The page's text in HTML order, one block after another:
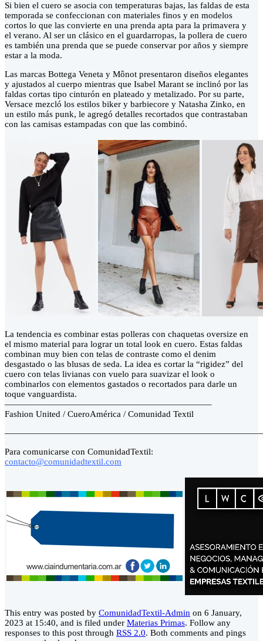
Si bien el cuero se asocia con temperaturas bajas, las faldas de esta
temporada se confeccionan con materiales finos y en modelos
cortos lo que las convierte en una prenda apta para la primavera y
el verano. Al ser un clásico en el guardarropas, la pollera de cuero
es también una prenda que se puede conservar por años y siempre
estar a la moda.
Las marcas Bottega Veneta y Mônot presentaron diseños elegantes
y ajustados al cuerpo mientras que Isabel Marant se inclinó por las
faldas cortas tipo cinturón en plateado y metalizado. Por su parte,
Versace mezcló los estilos biker y barbiecore y Natasha Zinko, en
un estilo más punk, le agregó detalles recortados que contrastaban
con las camisas estampadas con que las combinó.
La tendencia es combinar estas polleras con chaquetas oversize en
el mismo material para lograr un total look en cuero. Estas faldas
combinan muy bien con telas de contraste como el denim
desgastado o las blusas de seda. La idea es cortar la “rigidez” del
cuero con telas livianas con vuelo para suavizar el look o
combinarlos con elementos gastados o recortados para darle un
toque vanguardista.
———————————————————————–
Fashion United / CueroAmérica / Comunidad Textil
Para comunicarse con ComunidadTextil:
contacto@comunidadtextil.com
This entry was posted by ComunidadTextil-Admin on 6 January,
2023 at 15:40, and is filed under Materias Primas. Follow any
responses to this post through RSS 2.0. Both comments and pings